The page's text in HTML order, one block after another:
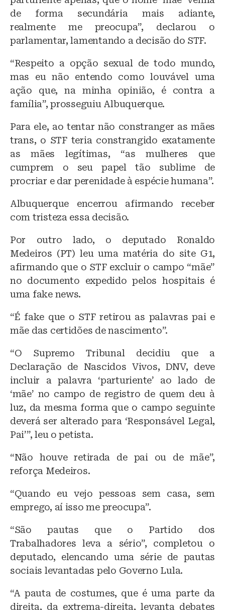
de forma secundária mais adiante,
realmente me preocupa”, declarou o
parlamentar, lamentando a decisão do STF.
“Respeito a opção sexual de todo mundo,
mas eu não entendo como louvável uma
ação que, na minha opinião, é contra a
família”, prosseguiu Albuquerque.
Para ele, ao tentar não constranger as mães
trans, o STF teria constrangido exatamente
as mães legítimas, “as mulheres que
cumprem o seu papel tão sublime de
procriar e dar perenidade à espécie humana”.
Albuquerque encerrou afirmando receber
com tristeza essa decisão.
Por outro lado, o deputado Ronaldo
Medeiros (PT) leu uma matéria do site G1,
afirmando que o STF excluir o campo “mãe”
no documento expedido pelos hospitais é
uma fake news.
“É fake que o STF retirou as palavras pai e
mãe das certidões de nascimento”.
“O Supremo Tribunal decidiu que a
Declaração de Nascidos Vivos, DNV, deve
incluir a palavra ‘parturiente’ ao lado de
‘mãe’ no campo de registro de quem deu à
luz, da mesma forma que o campo seguinte
deverá ser alterado para ‘Responsável Legal,
Pai’”, leu o petista.
“Não houve retirada de pai ou de mãe”,
reforça Medeiros.
“Quando eu vejo pessoas sem casa, sem
emprego, aí isso me preocupa”.
“São pautas que o Partido dos
Trabalhadores leva a sério”, completou o
deputado, elencando uma série de pautas
sociais levantadas pelo Governo Lula.
“A pauta de costumes, que é uma parte da
direita, da extrema-direita, levanta debates